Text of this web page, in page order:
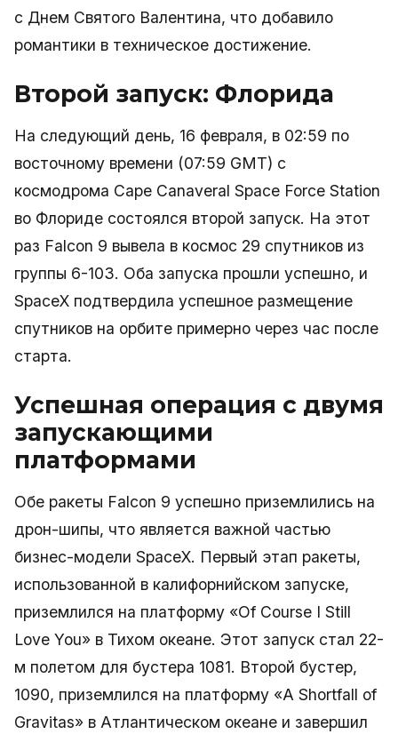
с Днем Святого Валентина, что добавило
романтики в техническое достижение.
Второй запуск: Флорида
На следующий день, 16 февраля, в 02:59 по
восточному времени (07:59 GMT) с
космодрома Cape Canaveral Space Force Station
во Флориде состоялся второй запуск. На этот
раз Falcon 9 вывела в космос 29 спутников из
группы 6-103. Оба запуска прошли успешно, и
SpaceX подтвердила успешное размещение
спутников на орбите примерно через час после
старта.
Успешная операция с двумя
запускающими
платформами
Обе ракеты Falcon 9 успешно приземлились на
дрон-шипы, что является важной частью
бизнес-модели SpaceX. Первый этап ракеты,
использованной в калифорнийском запуске,
приземлился на платформу «Of Course I Still
Love You» в Тихом океане. Этот запуск стал 22-
м полетом для бустера 1081. Второй бустер,
1090, приземлился на платформу «A Shortfall of
Gravitas» в Атлантическом океане и завершил